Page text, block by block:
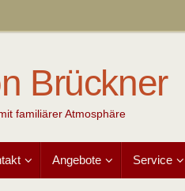
Brückner
familiärer Atmosphäre
Angebote Service